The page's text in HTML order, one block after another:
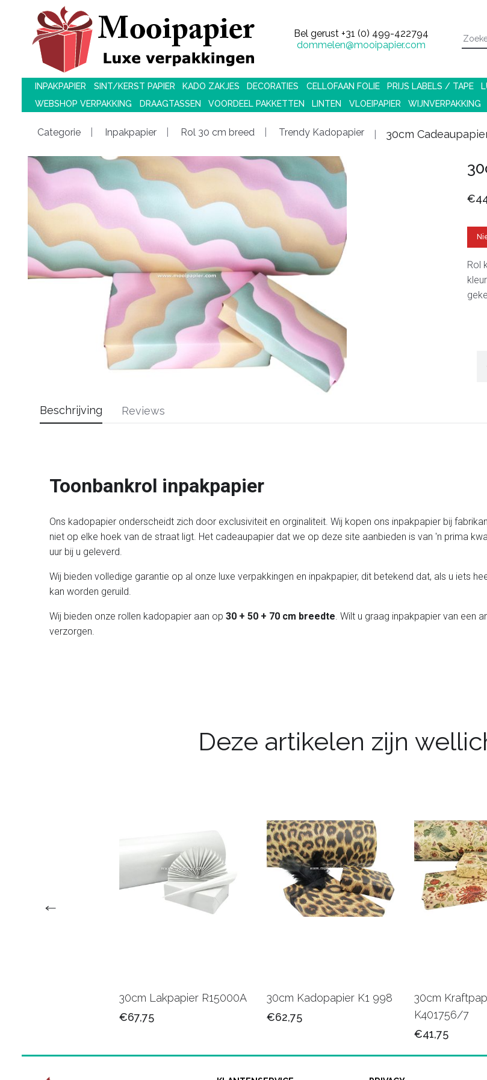
Bel gerust +31 (0) 499-422794
dommelen@mooipapier.com
INPAKPAPIER SINT/KERST PAPIER KADO ZAKJES DECORATIES CELLOFAAN FOLIE PRIJS LABELS / TAPE
WEBSHOP VERPAKKING
DRAAGTASSEN VOORDEEL PAKKETTEN LINTEN VLOEIPAPIER WIJNVERPAKKING
Categorie Inpakpapier Rol 30 cm breed Trendy Kadopapier 30cm
Rol
Beschrijving
Toonbankrol inpakpapier
Ons kadopapier onderscheidt zich door exclusiviteit en orginaliteit. Wij kopen ons inpakpapier bij
niet op elke hoek van de straat ligt. Het cadeaupapier dat we op deze site aanbieden is van 'n prima
uur bij u geleverd.
Wij bieden volledige garantie op al onze luxe verpakkingen en inpakpapier, dit betekend dat, als u iets
kan worden geruild.
Wij bieden onze rollen kadopapier aan op 30 + 50 + 70 cm breedte. Wilt u graag inpakpapier van een
verzorgen.
Reviews
Deze artikelen zijn
30cm Lakpapier R15000A
€67,75
30cm Kadopapier K1 998
€62,75
30cm
K401756/7
€41,75